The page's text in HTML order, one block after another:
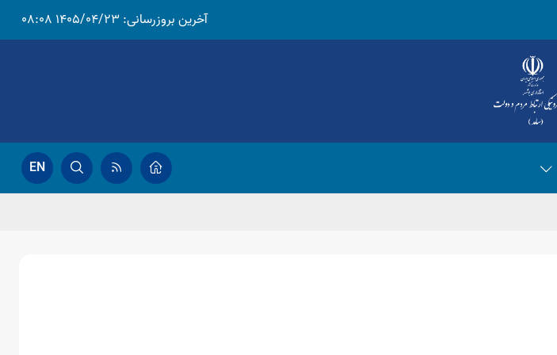
آخرین بروزرسانی: 1405/04/23 08:08
EN